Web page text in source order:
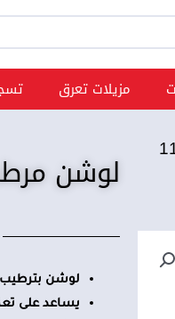
مزيلات تعرق
– 118
لوشن مرطب
لوشن
يساعد على